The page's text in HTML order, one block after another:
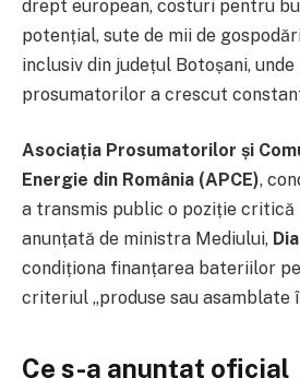
drept european, costuri pentru
potențial, sute de mii de
inclusiv din județul Botoșani,
prosumatorilor a crescut
Asociația Prosumatorilor și
Energie din România (APCE),
a transmis public o poziție
anunțată de ministra Mediului,
condiționa finanțarea bateriilor
criteriul „produse sau asamblate
Ce s-a anunțat oficial